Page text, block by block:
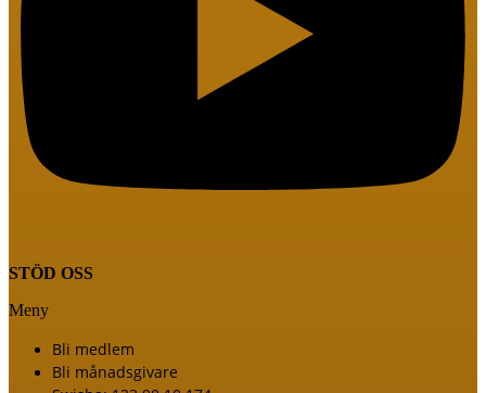
STÖD OSS
Meny
Bli medlem
Bli månadsgivare